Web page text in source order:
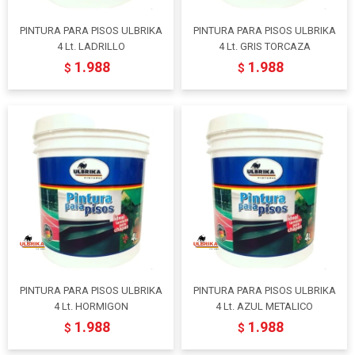
PINTURA PARA PISOS ULBRIKA
4 Lt. LADRILLO
$ 1.988
PINTURA PARA PISOS ULBRIKA
4 Lt. GRIS TORCAZA
$ 1.988
PINTURA PARA PISOS ULBRIKA
4 Lt. HORMIGON
$ 1.988
PINTURA PARA PISOS ULBRIKA
4 Lt. AZUL METALICO
$ 1.988